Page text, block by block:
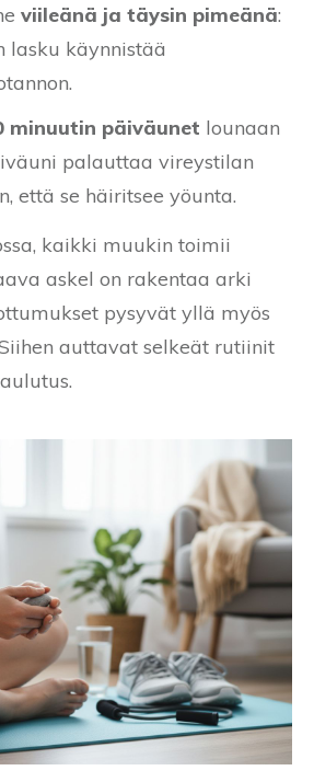
viileänä ja täysin pimeänä:
lasku käynnistää
minuutin päiväunet lounaan
palauttaa vireystilan
että se häiritsee yöunta.
kaikki muukin toimii
askel on rakentaa arki
pysyvät yllä myös
auttavat selkeät rutiinit